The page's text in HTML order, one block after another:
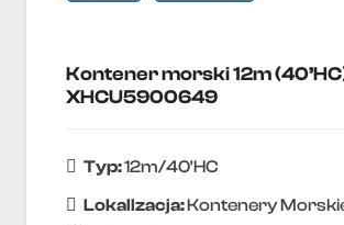
Kontener morski 12m
XHCU5900649
Typ:12m/40'HC
Lokallzacja:Kontenery